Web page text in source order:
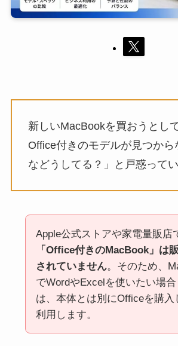
新しいMacBookを買おうとし
Office付きのモデルが見つから
などうしてる？」と戸惑って
Apple公式ストアや家電量販店
「Office付きのMacBook」は
されていません。そのため、
でWordやExcelを使いたい場合
は、本体とは別にOfficeを購入
利用します。